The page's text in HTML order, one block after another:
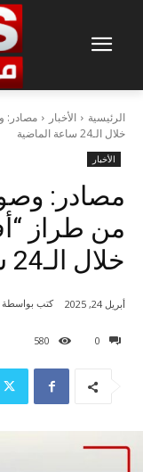
الرئيسية الأخبار
خلال الـ24 ساعة الماضية
الأخبار
خلال الـ24 ساعة الماضية
0
580
أبريل 24, 2025 كتب بواسطة